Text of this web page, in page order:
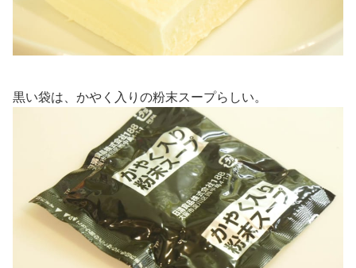
黒い袋は、かやく入りの粉末スープらしい。